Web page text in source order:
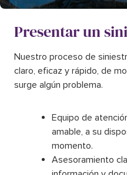
Presentar un
Nuestro proceso de
claro, eficaz y rápido, de
surge algún problema.
Equipo de
amable, a su
momento.
Asesoramiento